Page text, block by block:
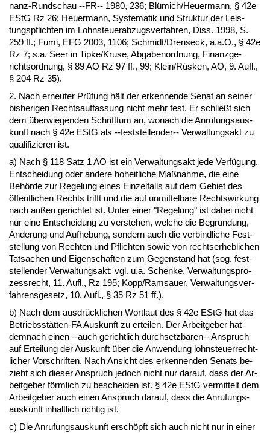
nanz-Rund­schau --FR-- 1980, 236; Blümich/Heu­er­mann, § 42e
EStG Rz 26; Heu­er­mann, Sys­te­ma­tik und Struk­tur der Leis­
tungs­pflich­ten im Lohn­steu­er­ab­zugs­ver­fah­ren, Diss. 1998, S.
259 ff.; Fu­mi, EFG 2003, 1106; Schmidt/Drens­eck, a.a.O., § 42e
Rz 7; s.a. Seer in Tip­ke/Kru­se, Ab­ga­ben­ord­nung, Fi­nanz­ge­
richts­ord­nung, § 89 AO Rz 97 ff., 99; Klein/Rüsken, AO, 9. Aufl.,
§ 204 Rz 35).
2. Nach er­neu­ter Prüfung hält der er­ken­nen­de Se­nat an sei­ner
bis­he­ri­gen Rechts­auf­fas­sung nicht mehr fest. Er schließt sich
dem über­wie­gen­den Schrift­tum an, wo­nach die An­ru­fungs­aus­
kunft nach § 42e EStG als --fest­stel­len­der-- Ver­wal­tungs­akt zu
qua­li­fi­zie­ren ist.
a) Nach § 118 Satz 1 AO ist ein Ver­wal­tungs­akt je­de Verfügung,
Ent­schei­dung oder an­de­re ho­heit­li­che Maßnah­me, die ei­ne
Behörde zur Re­ge­lung ei­nes Ein­zel­falls auf dem Ge­biet des
öffent­li­chen Rechts trifft und die auf un­mit­tel­ba­re Rechts­wir­kung
nach außen ge­rich­tet ist. Un­ter ei­ner "Re­ge­lung" ist da­bei nicht
nur ei­ne Ent­schei­dung zu ver­ste­hen, wel­che die Be­gründung,
Ände­rung und Auf­he­bung, son­dern auch die ver­bind­li­che Fest­
stel­lung von Rech­ten und Pflich­ten so­wie von rechts­er­heb­li­chen
Tat­sa­chen und Ei­gen­schaf­ten zum Ge­gen­stand hat (sog. fest­
stel­len­der Ver­wal­tungs­akt; vgl. u.a. Schen­ke, Ver­wal­tungs­pro­
zess­recht, 11. Aufl., Rz 195; Kopp/Ram­sau­er, Ver­wal­tungs­ver­
fah­rens­ge­setz, 10. Aufl., § 35 Rz 51 ff.).
b) Nach dem aus­drück­li­chen Wort­laut des § 42e EStG hat das
Be­triebsstätten-FA Aus­kunft zu er­tei­len. Der Ar­beit­ge­ber hat
dem­nach ei­nen --auch ge­richt­lich durch­setz­ba­ren-- An­spruch
auf Er­tei­lung der Aus­kunft über die An­wen­dung lohn­steu­er­recht­
li­cher Vor­schrif­ten. Nach An­sicht des er­ken­nen­den Se­nats be­
zieht sich die­ser An­spruch je­doch nicht nur dar­auf, dass der Ar­
beit­ge­ber förm­lich zu be­schei­den ist. § 42e EStG ver­mit­telt dem
Ar­beit­ge­ber auch ei­nen An­spruch dar­auf, dass die An­ru­fungs­
aus­kunft in­halt­lich rich­tig ist.
c) Die An­ru­fungs­aus­kunft erschöpft sich auch nicht nur in ei­ner